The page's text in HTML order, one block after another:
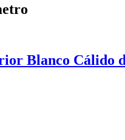
Blanco Cálido